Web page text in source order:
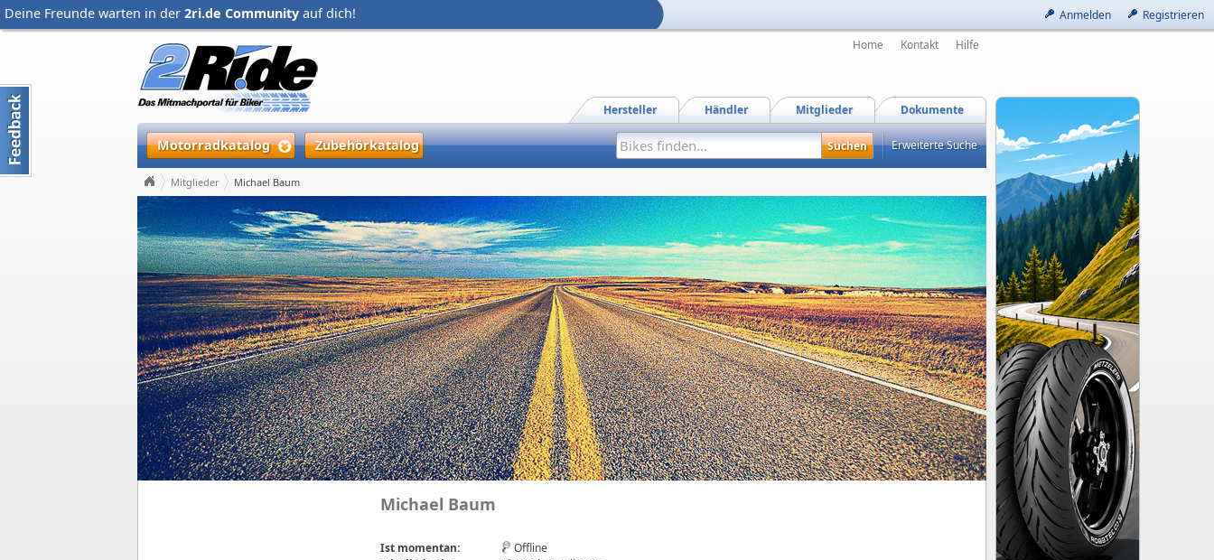
Anmelden Registrieren
Deine Freunde warten in der 2ri.de Community auf dich!
Home Kontakt Hilfe
Dokumente
Mitglieder
Händler
Hersteller
Motorradkatalog Zubehörkatalog Erweiterte Suche
Mitglieder Michael Baum
Michael Baum
Ist momentan:
Offline